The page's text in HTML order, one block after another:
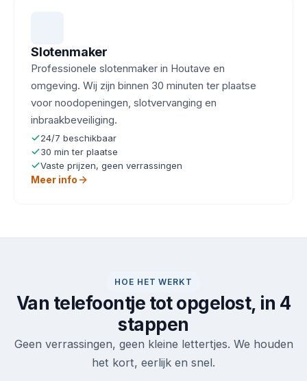
Slotenmaker
Professionele slotenmaker in Houtave en
omgeving. Wij zijn binnen 30 minuten ter plaatse
voor noodopeningen, slotvervanging en
inbraakbeveiliging.
24/7 beschikbaar
30 min ter plaatse
Vaste prijzen, geen verrassingen
Meer info
HOE HET WERKT
Van telefoontje tot opgelost, in 4
stappen
Geen verrassingen, geen kleine lettertjes. We houden
het kort, eerlijk en snel.